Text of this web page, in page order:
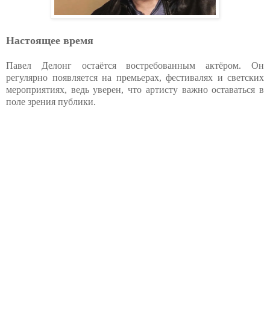
Настоящее время
Павел Делонг остаётся востребованным актёром. Он
регулярно появляется на премьерах, фестивалях и светских
мероприятиях, ведь уверен, что артисту важно оставаться в
поле зрения публики.